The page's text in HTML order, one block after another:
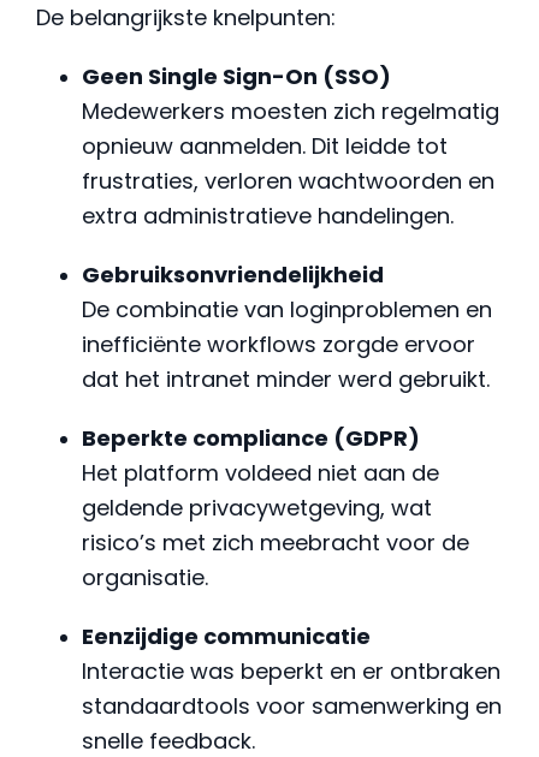
De belangrijkste knelpunten:
Geen Single Sign-On (SSO)
Medewerkers moesten zich regelmatig
opnieuw aanmelden. Dit leidde tot
frustraties, verloren wachtwoorden en
extra administratieve handelingen.
Gebruiksonvriendelijkheid
De combinatie van loginproblemen en
inefficiënte workflows zorgde ervoor
dat het intranet minder werd gebruikt.
Beperkte compliance (GDPR)
Het platform voldeed niet aan de
geldende privacywetgeving, wat
risico’s met zich meebracht voor de
organisatie.
Eenzijdige communicatie
Interactie was beperkt en er ontbraken
standaardtools voor samenwerking en
snelle feedback.